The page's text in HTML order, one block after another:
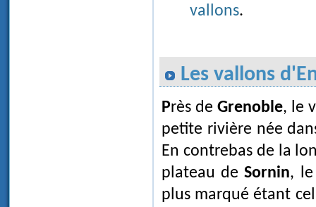
vallons.
Les vallons
Près de Grenoble, le
petite rivière née
En contrebas de la
plateau deSornin,
plus marqué étant